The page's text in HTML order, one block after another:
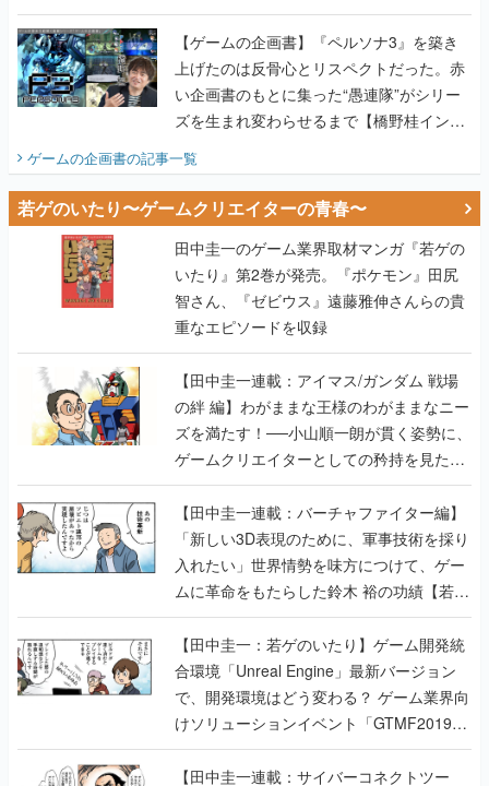
画書】
【ゲームの企画書】『ペルソナ3』を築き
上げたのは反骨心とリスペクトだった。赤
い企画書のもとに集った“愚連隊”がシリー
ズを生まれ変わらせるまで【橋野桂インタ
ゲームの企画書の記事一覧
若ゲのいたり〜ゲームクリエイターの青春〜
田中圭一のゲーム業界取材マンガ『若ゲの
いたり』第2巻が発売。『ポケモン』田尻
智さん、『ゼビウス』遠藤雅伸さんらの貴
重なエピソードを収録
【田中圭一連載：アイマス/ガンダム 戦場
の絆 編】わがままな王様のわがままなニー
ズを満たす！──小山順一朗が貫く姿勢に、
ゲームクリエイターとしての矜持を見た
【若ゲのいたり最終回】
【田中圭一連載：バーチャファイター編】
「新しい3D表現のために、軍事技術を採り
入れたい」世界情勢を味方につけて、ゲー
ムに革命をもたらした鈴木 裕の功績【若ゲ
のいたり】
【田中圭一：若ゲのいたり】ゲーム開発統
合環境「Unreal Engine」最新バージョン
で、開発環境はどう変わる？ ゲーム業界向
けソリューションイベント「GTMF2019」
に行って、より理解を深めよう【PR】
【田中圭一連載：サイバーコネクトツー